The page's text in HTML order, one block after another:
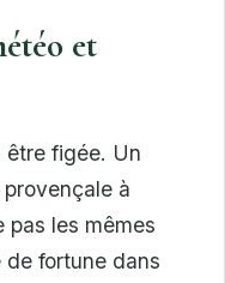
et
être figée. Un
à
pas les mêmes
de fortune dans